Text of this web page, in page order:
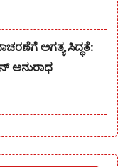
ಅಗತ್ಯ ಸಿದ್ಧತೆ:
ಅನುರಾಧ